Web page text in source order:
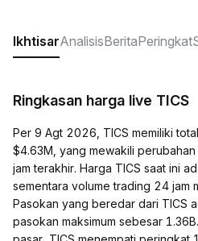
IkhtisarAnalisisBeritaPeringkat
Ringkasan harga live TICS
Per 9 Agt 2026, TICS memiliki
$4.63M, yang mewakili
jam terakhir. Harga TICS saat ini
sementara volume trading 24 jam
Pasokan yang beredar dari TICS
pasokan maksimum sebesar